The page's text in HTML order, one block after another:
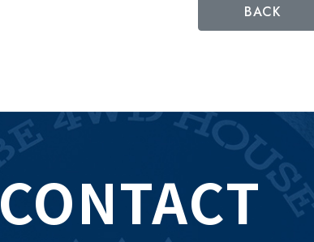
BACK
CONTACT